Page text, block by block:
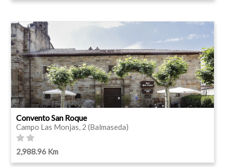
Convento San Roque
Campo Las Monjas, 2 (Balmaseda)
2,988.96 Km